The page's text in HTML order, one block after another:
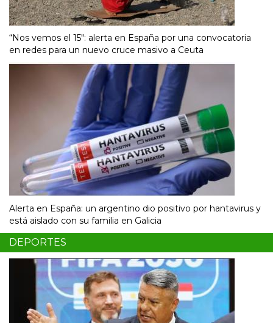
“Nos vemos el 15″: alerta en España por una convocatoria
en redes para un nuevo cruce masivo a Ceuta
Alerta en España: un argentino dio positivo por hantavirus y
está aislado con su familia en Galicia
DEPORTES